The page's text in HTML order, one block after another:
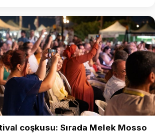
coşkusu: Sırada Melek Mosso